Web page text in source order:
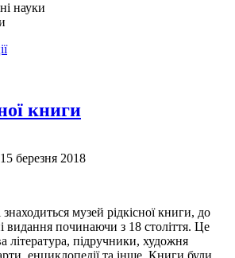
науки
книги
березня 2018
знаходиться музей рідкісної книги, до
видання починаючи з 18 століття. Це
література, підручники, художня